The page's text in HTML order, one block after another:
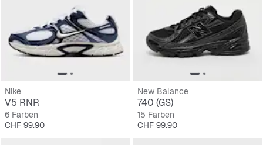
Nike
V5 RNR
6 Farben
Preis
CHF 99.90
New Balance
740 (GS)
15 Farben
Preis
CHF 99.90